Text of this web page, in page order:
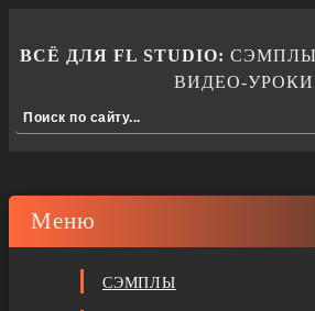
ВСЁ ДЛЯ FL STUDIO:
ВИДЕО-
Меню
СЭМПЛЫ